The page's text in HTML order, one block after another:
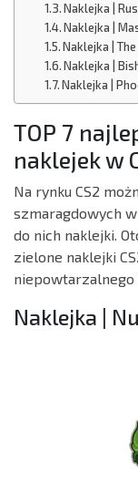
Naklejka |
Naklejka |
Naklejka |
Naklejka |
Naklejka |
TOP 7
naklejek w
Na rynku CS2
szmaragdowych
do nich naklejki.
zielone naklejki
niepowtarzalnego
Naklejka |